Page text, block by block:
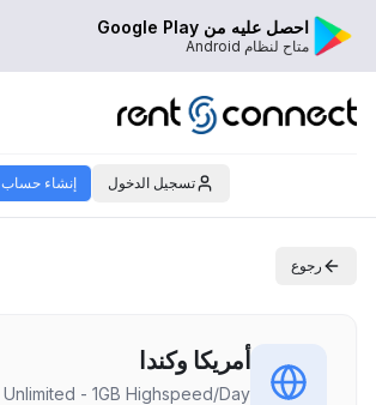
احصل عليه من Google Play
متاح لنظام Android
تسجيل الدخول إنشاء حساب
رجوع
أمريكا وكندا
Unlimited - 1GB Highspeed/Day